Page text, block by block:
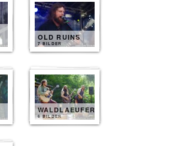
OLD RUINS
7 BILDER
WALDLAEUFER
6 BILDER